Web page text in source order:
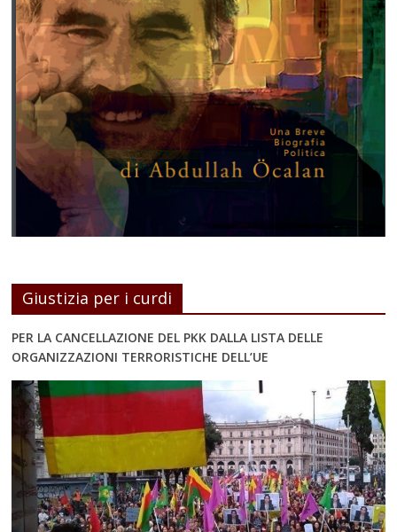
Giustizia per i curdi
PER LA CANCELLAZIONE DEL PKK DALLA LISTA DELLE
ORGANIZZAZIONI TERRORISTICHE DELL’UE